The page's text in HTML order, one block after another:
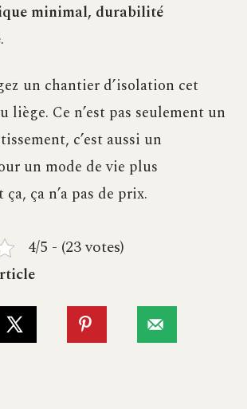
minimal, durabilité
.
un chantier d’isolation cet
liège. Ce n’est pas seulement un
c’est aussi un
un mode de vie plus
ça n’a pas de prix.
4/5 - (23 votes)